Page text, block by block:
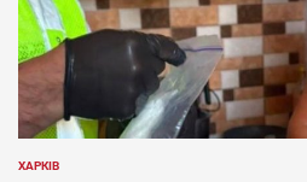
ОПУБЛІКУВАТИ
ХАРКІВ